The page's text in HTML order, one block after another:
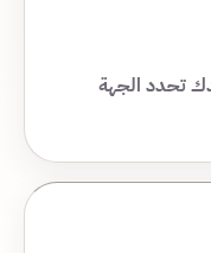
تحدد الجهة